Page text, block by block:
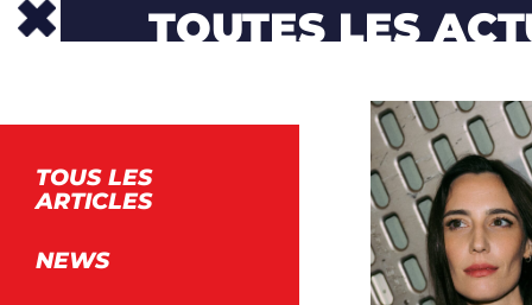
TOUTES LES
TOUS LES
ARTICLES
NEWS